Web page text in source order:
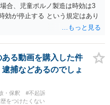
合、児童ポルノ製造は時効は3
効が停止する という規定はあり
る動画を購入した件
捕などあるのでしょ
・保釈
#不起訴
をつけたくない